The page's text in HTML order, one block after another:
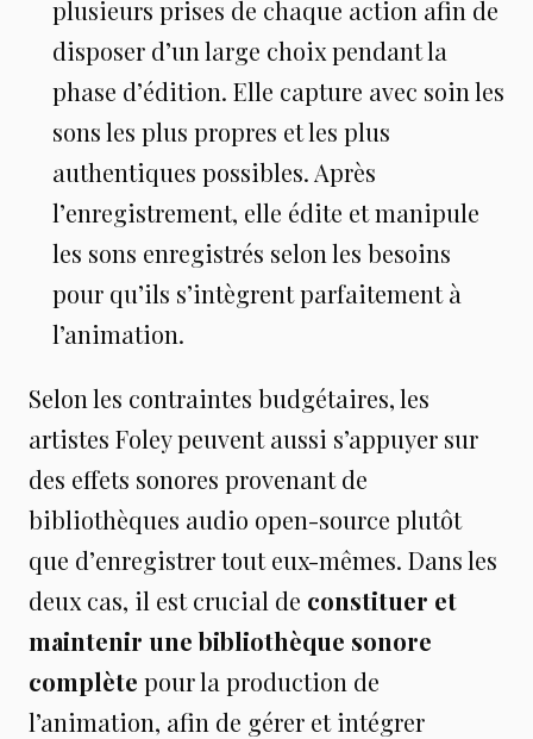
plusieurs prises de chaque action afin de
disposer d’un large choix pendant la
phase d’édition. Elle capture avec soin les
sons les plus propres et les plus
authentiques possibles. Après
l’enregistrement, elle édite et manipule
les sons enregistrés selon les besoins
pour qu’ils s’intègrent parfaitement à
l’animation.
Selon les contraintes budgétaires, les
artistes Foley peuvent aussi s’appuyer sur
des effets sonores provenant de
bibliothèques audio open-source plutôt
que d’enregistrer tout eux-mêmes. Dans les
deux cas, il est crucial de constituer et
maintenir une bibliothèque sonore
complète pour la production de
l’animation, afin de gérer et intégrer